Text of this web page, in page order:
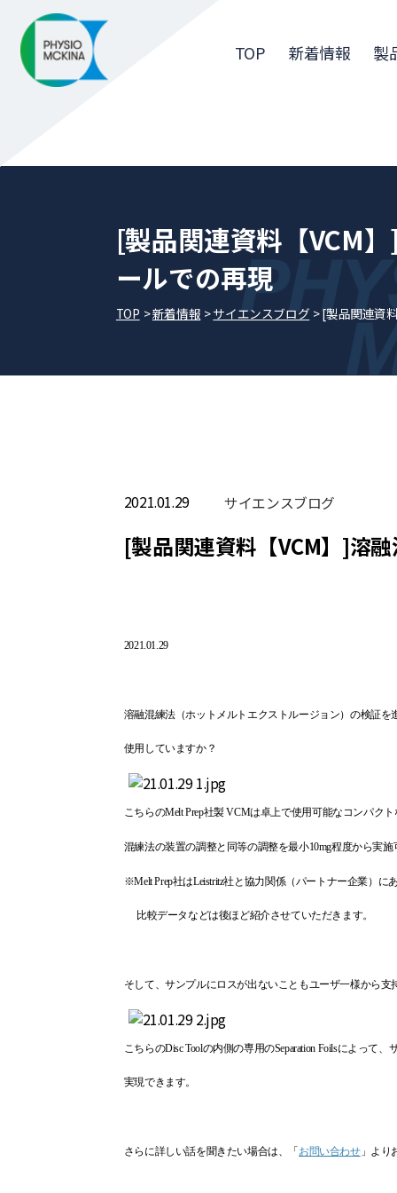
TOP 新着情報 製
[製品関連資料【VCM
ールでの再現
TOP 新着情報 サイエンスブログ [製品関連資
2021.01.29 サイエンスブログ
[製品関連資料【VCM】]溶
2021.01.29
溶融混練法（ホットメルトエクストルージョン）の検証を
使用していますか？
こちらのMelt Prep社製VCMは卓上で使用可能なコンパク
混練法の装置の調整と同等の調整を最小10mg程度から実施
※Melt Prep社はLeistritz社と協力関係（パートナー企業）にあ
比較データなどは後ほど紹介させていただきます。
そして、サンプルにロスが出ないこともユーザ一様から支
こちらのDisc Toolの内側の専用のSeparation Foilsによって、
実現できます。
さらに詳しい話を聞きたい場合は、「 お問い合わせ」より